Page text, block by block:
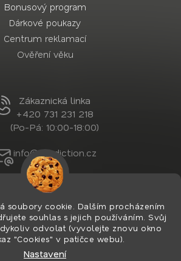
soubory cookie. Dalším procházením
souhlas s jejich používáním. Svůj
odvolat (vyvolejte znovu okno
"Cookies" v patičce webu).
Nastavení
Bonusový program
Dárkové poukazy
Centrum reklamací
Ověření věku
Zákaznická linka
+420 731 231 218
(Po-Pá: 10:00-18:00)
info@nordiction.cz
Premium